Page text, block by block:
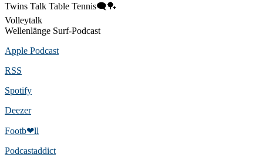
Twins Talk Table Tennis🗨️🏓
Volleytalk
Wellenlänge Surf-Podcast
Apple Podcast
RSS
Spotify
Deezer
Footb❤ll
Podcast­addict